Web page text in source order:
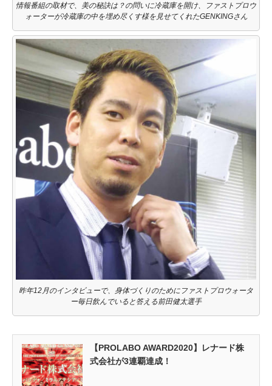
情報番組の取材で、美の秘訣は？の問いに冷蔵庫を開け、ファストプロウ
ォーターが冷蔵庫の中を埋め尽くす様を見せてくれたGENKINGさん
昨年12月のインタビューで、身体づくりのためにファストプロウォータ
ー毎日飲んでいると答える前田健太選手
【PROLABO AWARD2020】レナード株
式会社が3連覇達成！